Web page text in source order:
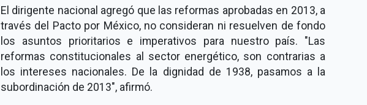
El dirigente nacional agregó que las reformas aprobadas en 2013, a
través del Pacto por México, no consideran ni resuelven de fondo
los asuntos prioritarios e imperativos para nuestro país. "Las
reformas constitucionales al sector energético, son contrarias a
los intereses nacionales. De la dignidad de 1938, pasamos a la
subordinación de 2013", afirmó.